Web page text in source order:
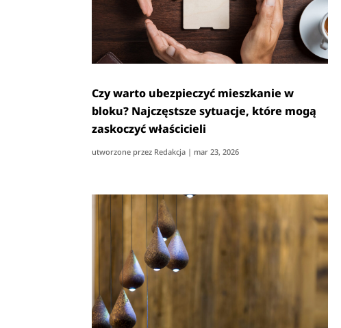
Czy warto ubezpieczyć mieszkanie w
bloku? Najczęstsze sytuacje, które mogą
zaskoczyć właścicieli
utworzone przez Redakcja | mar 23, 2026